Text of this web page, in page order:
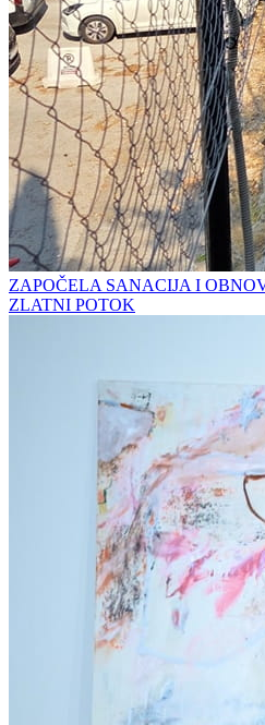
ZAPOČELA SANACIJA I
ZLATNI POTOK